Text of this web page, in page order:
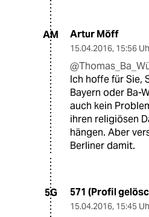
AM Artur Möff
15.04.2016, 15:56
Ich hoffe für Sie,
Bayern oder Ba-
auch kein
ihren religiösen
hängen. Aber
Berliner damit.
5G 571 (Profil
15.04.2016, 15:45